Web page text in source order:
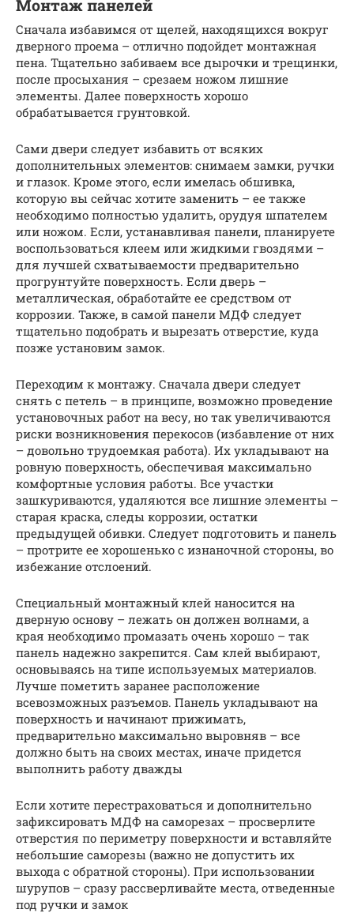
Монтаж панелей
Сначала избавимся от щелей, находящихся вокруг
дверного проема – отлично подойдет монтажная
пена. Тщательно забиваем все дырочки и трещинки,
после просыхания – срезаем ножом лишние
элементы. Далее поверхность хорошо
обрабатывается грунтовкой.
Сами двери следует избавить от всяких
дополнительных элементов: снимаем замки, ручки
и глазок. Кроме этого, если имелась обшивка,
которую вы сейчас хотите заменить – ее также
необходимо полностью удалить, орудуя шпателем
или ножом. Если, устанавливая панели, планируете
воспользоваться клеем или жидкими гвоздями –
для лучшей схватываемости предварительно
прогрунтуйте поверхность. Если дверь –
металлическая, обработайте ее средством от
коррозии. Также, в самой панели МДФ следует
тщательно подобрать и вырезать отверстие, куда
позже установим замок.
Переходим к монтажу. Сначала двери следует
снять с петель – в принципе, возможно проведение
установочных работ на весу, но так увеличиваются
риски возникновения перекосов (избавление от них
– довольно трудоемкая работа). Их укладывают на
ровную поверхность, обеспечивая максимально
комфортные условия работы. Все участки
зашкуриваются, удаляются все лишние элементы –
старая краска, следы коррозии, остатки
предыдущей обивки. Следует подготовить и панель
– протрите ее хорошенько с изнаночной стороны, во
избежание отслоений.
Специальный монтажный клей наносится на
дверную основу – лежать он должен волнами, а
края необходимо промазать очень хорошо – так
панель надежно закрепится. Сам клей выбирают,
основываясь на типе используемых материалов.
Лучше пометить заранее расположение
всевозможных разъемов. Панель укладывают на
поверхность и начинают прижимать,
предварительно максимально выровняв – все
должно быть на своих местах, иначе придется
выполнить работу дважды
Если хотите перестраховаться и дополнительно
зафиксировать МДФ на саморезах – просверлите
отверстия по периметру поверхности и вставляйте
небольшие саморезы (важно не допустить их
выхода с обратной стороны). При использовании
шурупов – сразу рассверливайте места, отведенные
под ручки и замок